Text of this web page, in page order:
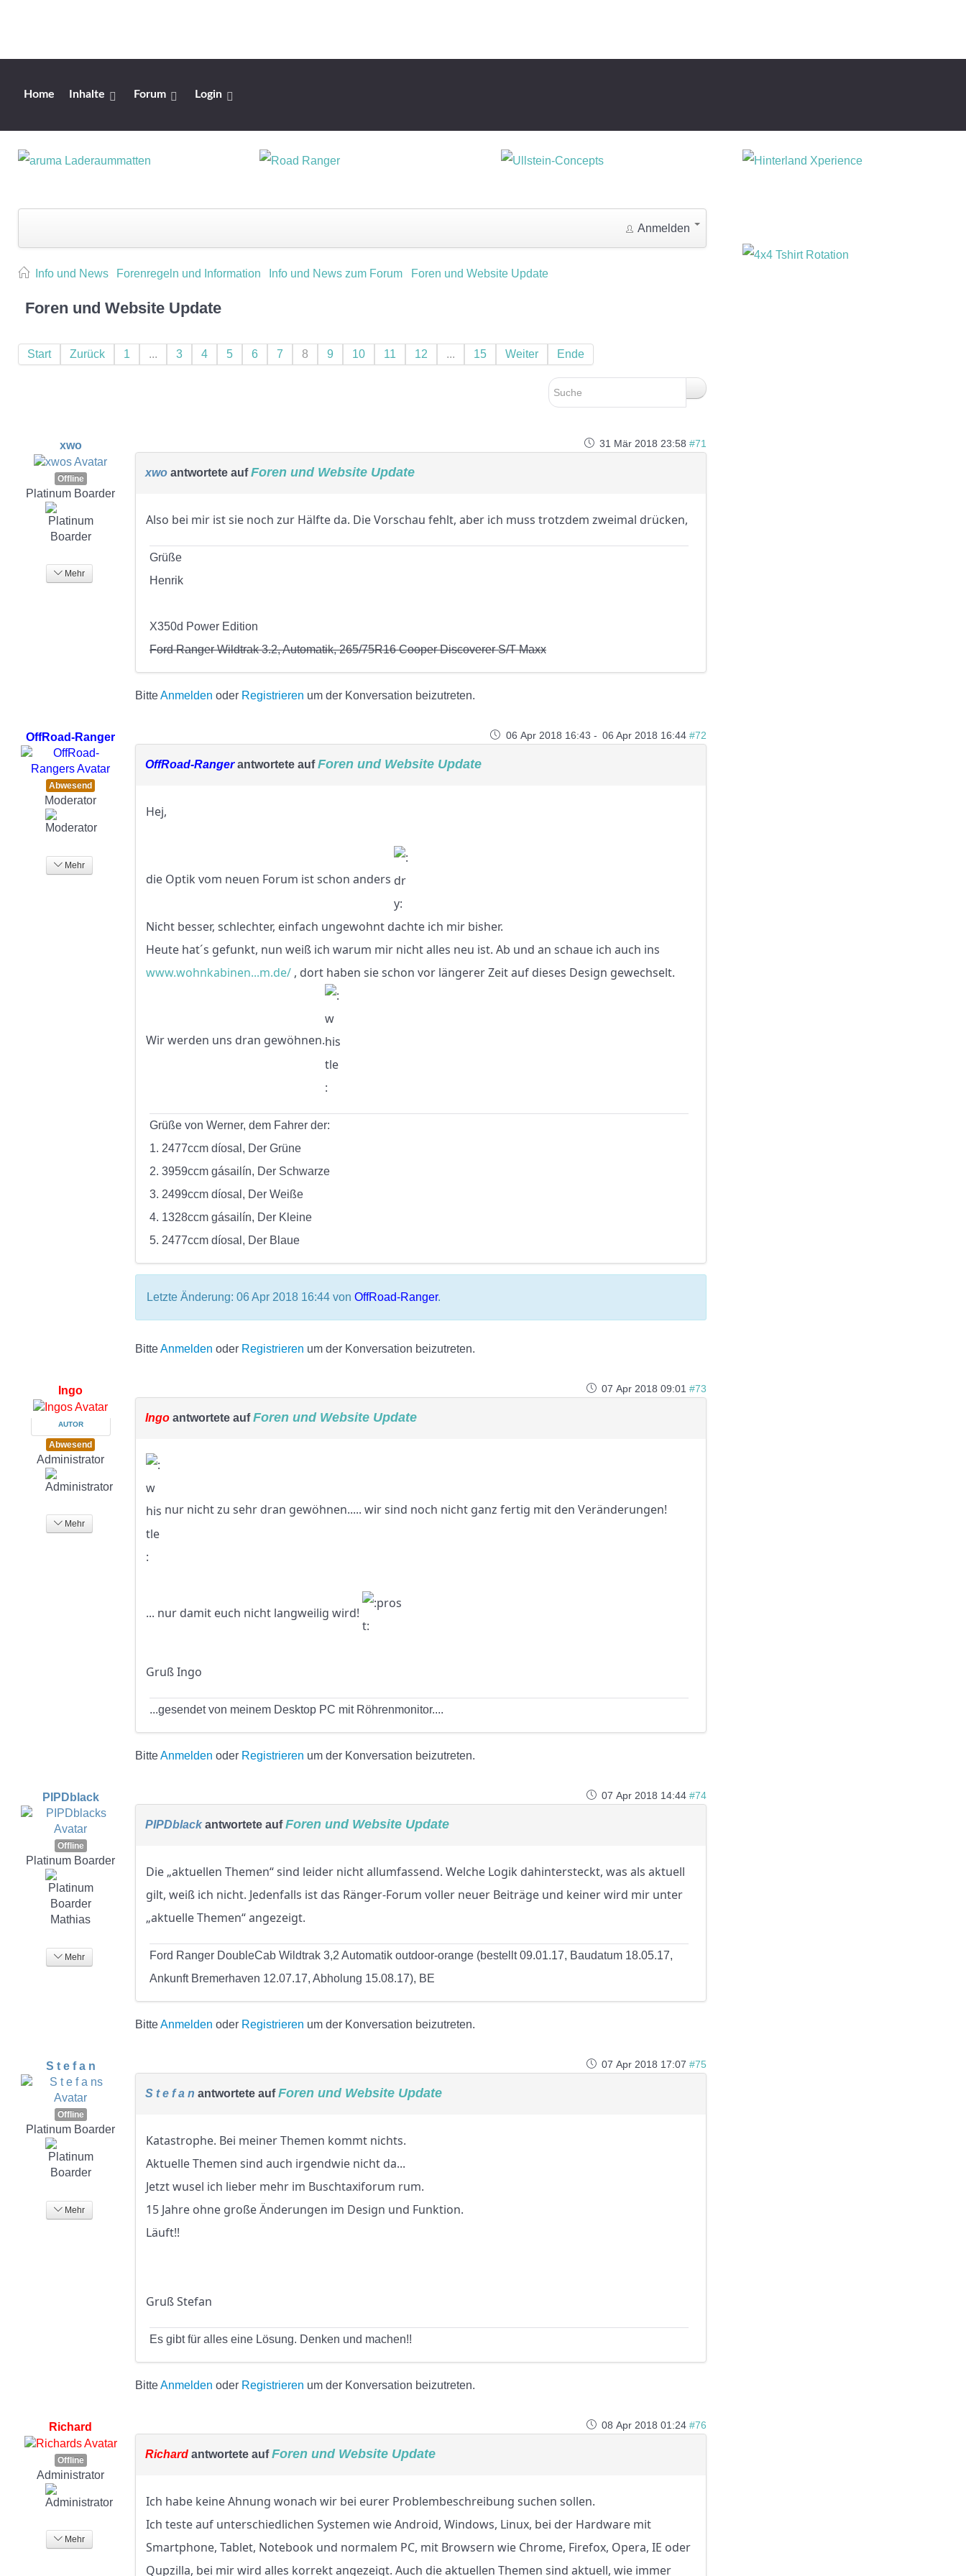
Home Inhalte Forum Login
Anmelden
Info und News Forenregeln und Information Info und News zum Forum Foren und Website Update
Foren und Website Update
Start Zurück 1 ... 3 4 5 6 7 8 9 10 11 12 ... 15 Weiter Ende
xwo
Offline
Platinum Boarder
Mehr
31 Mär 2018 23:58 #71
xwo antwortete aufForen und Website Update
Also bei mir ist sie noch zur Hälfte da. Die Vorschau fehlt, aber ich muss trotzdem zweimal drücken,
Grüße
Henrik
X350d Power Edition
Ford Ranger Wildtrak 3.2, Automatik, 265/75R16 Cooper Discoverer S/T Maxx
BitteAnmelden oder Registrieren um der Konversation beizutreten.
OffRoad-Ranger
Abwesend
Moderator
Mehr
06 Apr 2018 16:43 - 06 Apr 2018 16:44 #72
OffRoad-Rangerantwortete aufForen und Website Update
Hej,
die Optik vom neuen Forum ist schon anders
Nicht besser, schlechter, einfach ungewohnt dachte ich mir bisher.
Heute hat´s gefunkt, nun weiß ich warum mir nicht alles neu ist. Ab und an schaue ich auch ins
www.wohnkabinen...m.de/ , dort haben sie schon vor längerer Zeit auf dieses Design gewechselt.
Wir werden uns dran gewöhnen.
Grüße von Werner, dem Fahrer der:
1. 2477ccm díosal, Der Grüne
2. 3959ccm gásailín, Der Schwarze
3. 2499ccm díosal, Der Weiße
4. 1328ccm gásailín, Der Kleine
5. 2477ccm díosal, Der Blaue
Letzte Änderung: 06 Apr 2018 16:44 vonOffRoad-Ranger.
BitteAnmelden oder Registrieren um der Konversation beizutreten.
Ingo
AUTOR
Abwesend
Administrator
Mehr
07 Apr 2018 09:01 #73
Ingo antwortete aufForen und Website Update
nur nicht zu sehr dran gewöhnen..... wir sind noch nicht ganz fertig mit den Veränderungen!
... nur damit euch nicht langweilig wird!
Gruß Ingo
...gesendet von meinem Desktop PC mit Röhrenmonitor....
BitteAnmelden oder Registrieren um der Konversation beizutreten.
PIPDblack
Offline
Platinum Boarder
Mathias
Mehr
07 Apr 2018 14:44 #74
PIPDblackantwortete aufForen und Website Update
Die „aktuellen Themen“ sind leider nicht allumfassend. Welche Logik dahintersteckt, was als aktuell
gilt, weiß ich nicht. Jedenfalls ist das Ränger-Forum voller neuer Beiträge und keiner wird mir unter
„aktuelle Themen“ angezeigt.
Ford Ranger DoubleCab Wildtrak 3,2 Automatik outdoor-orange (bestellt 09.01.17, Baudatum 18.05.17,
Ankunft Bremerhaven 12.07.17, Abholung 15.08.17), BE
BitteAnmelden oder Registrieren um der Konversation beizutreten.
S t e f a n
Offline
Platinum Boarder
Mehr
07 Apr 2018 17:07 #75
S t e f a n antwortete aufForen und Website Update
Katastrophe. Bei meiner Themen kommt nichts.
Aktuelle Themen sind auch irgendwie nicht da...
Jetzt wusel ich lieber mehr im Buschtaxiforum rum.
15 Jahre ohne große Änderungen im Design und Funktion.
Läuft!!
Gruß Stefan
Es gibt für alles eine Lösung. Denken und machen!!
BitteAnmelden oder Registrieren um der Konversation beizutreten.
Richard
Offline
Administrator
Mehr
08 Apr 2018 01:24 #76
Richard antwortete aufForen und Website Update
Ich habe keine Ahnung wonach wir bei eurer Problembeschreibung suchen sollen.
Ich teste auf unterschiedlichen Systemen wie Android, Windows, Linux, bei der Hardware mit
Smartphone, Tablet, Notebook und normalem PC, mit Browsern wie Chrome, Firefox, Opera, IE oder
Qupzilla, bei mir wird alles korrekt angezeigt. Auch die aktuellen Themen sind aktuell, wie immer